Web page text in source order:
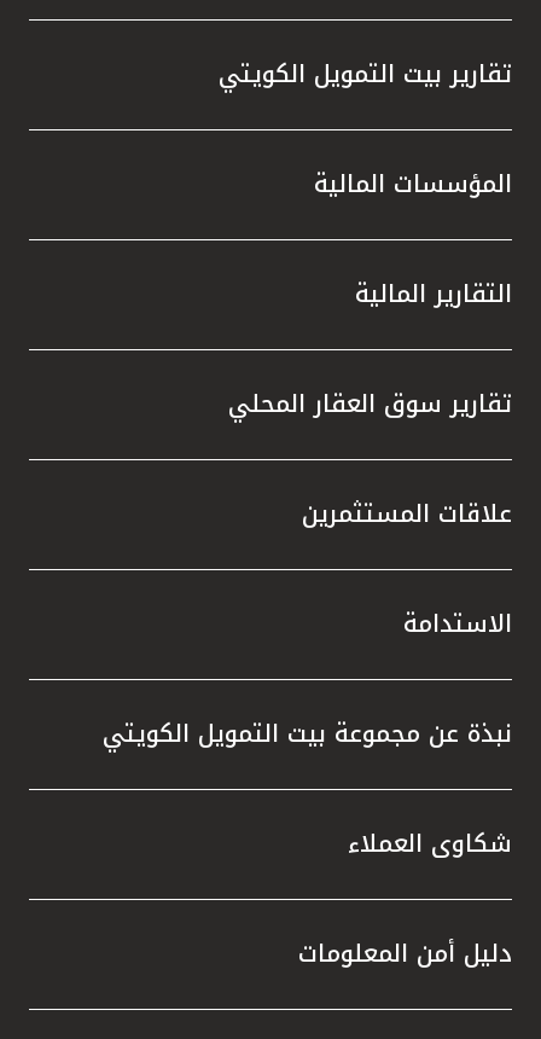
تقارير بيت التمويل الكويتي
المؤسسات المالية
التقارير المالية
تقارير سوق العقار المحلي
علاقات المستثمرين
الاستدامة
نبذة عن مجموعة بيت التمويل الكويتي
شكاوى العملاء
دليل أمن المعلومات